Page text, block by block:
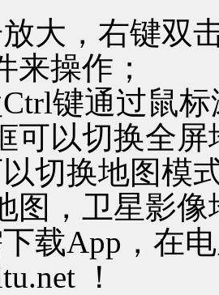
大，右键双
来操作；
键通过鼠
可以切换全
切换地图模
图，卫星影像
载App，在
！